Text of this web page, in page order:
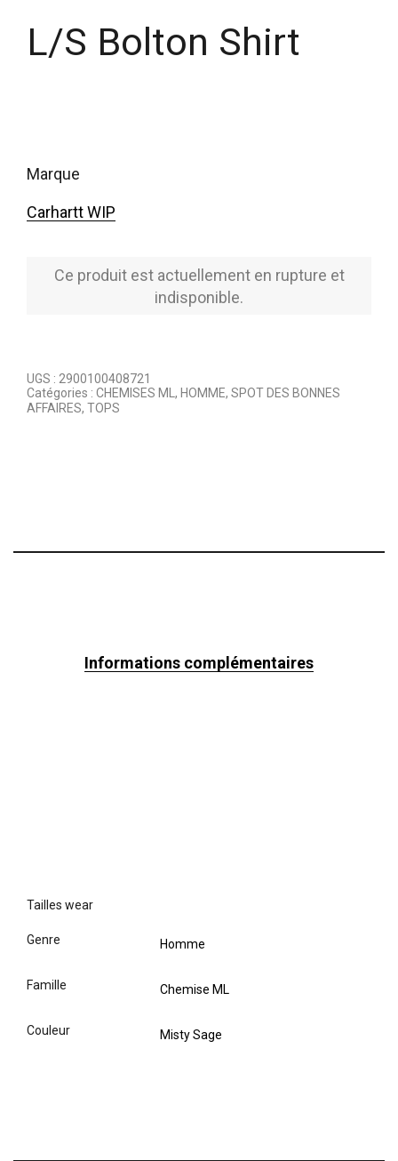
L/S Bolton Shirt
marque
Carhartt WIP
Ce produit est actuellement en rupture et
indisponible.
UGS : 2900100408721
Catégories : CHEMISES ML, HOMME, SPOT DES BONNES
AFFAIRES, TOPS
Informations complémentaires
tailles wear
genre Homme
famille Chemise ML
couleur Misty Sage